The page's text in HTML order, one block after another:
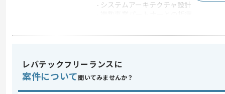
- システムアーキテクチャ設計
この案件のポイント
業界
医療･福祉
レバテックフリーランスに
案件について 聞いてみませんか？